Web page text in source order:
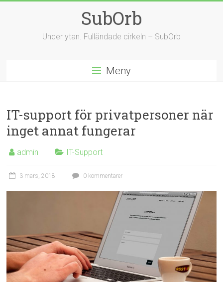
SubOrb
Under ytan. Fulländade cirkeln – SubOrb
Meny
IT-support för privatpersoner när
inget annat fungerar
admin IT-Support
3 mars, 2018 0 kommentarer